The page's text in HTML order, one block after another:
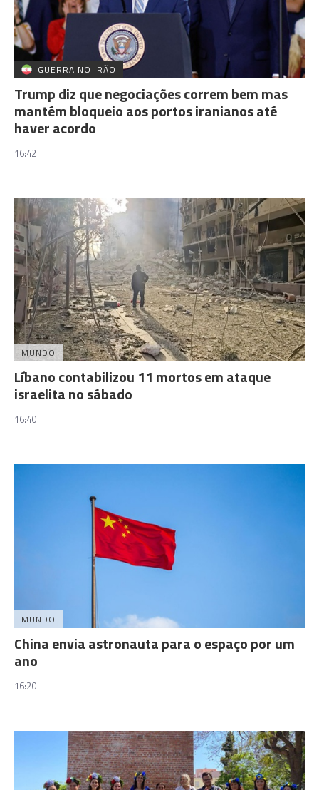
GUERRA NO IRÃO
Trump diz que negociações correm bem mas
mantém bloqueio aos portos iranianos até
haver acordo
16:42
MUNDO
Líbano contabilizou 11 mortos em ataque
israelita no sábado
16:40
MUNDO
China envia astronauta para o espaço por um
ano
16:20